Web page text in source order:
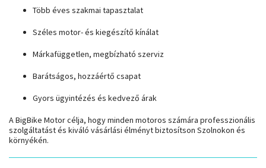
Több éves szakmai tapasztalat
Széles motor- és kiegészítő kínálat
Márkafüggetlen, megbízható szerviz
Barátságos, hozzáértő csapat
Gyors ügyintézés és kedvező árak
A BigBike Motor célja, hogy minden motoros számára professzionális
szolgáltatást és kiváló vásárlási élményt biztosítson Szolnokon és
környékén.